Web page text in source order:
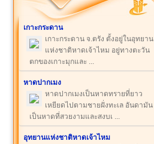
เกาะกระดาน
เกาะกระดาน จ.ตรัง ตั้งอยู่ในอุทยาน
แห่งชาติหาดเจ้าไหม อยู่ทางตะวัน
ตกของเกาะมุกและ ...
หาดปากเมง
หาดปากเมงเป็นหาดทรายที่ยาว
เหยียดไปตามชายฝั่งทะเล อันดามัน
เป็นหาดที่สวยงามและสงบเ ...
อุทยานแห่งชาติหาดเจ้าไหม